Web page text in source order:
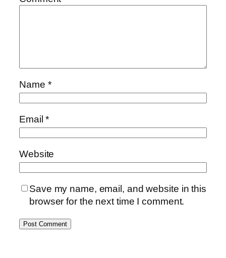
Name *
Email*
Website
Save my name, email, and website in this
browser for the next time I comment.